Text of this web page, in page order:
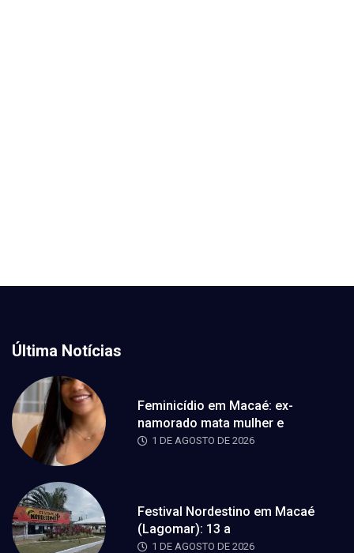
Última Notícias
Feminicídio em Macaé: ex-
namorado mata mulher e
1 DE AGOSTO DE 2026
Festival Nordestino em Macaé
(Lagomar): 13 a
1 DE AGOSTO DE 2026